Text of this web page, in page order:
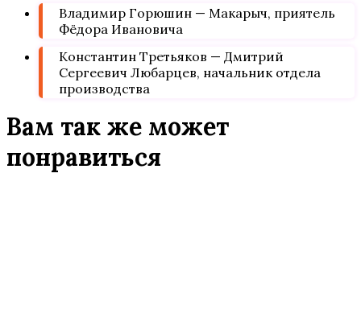
Владимир Горюшин — Макарыч, приятель
Фёдора Ивановича
Константин Третьяков — Дмитрий
Сергеевич Любарцев, начальник отдела
производства
Вам так же может
понравиться